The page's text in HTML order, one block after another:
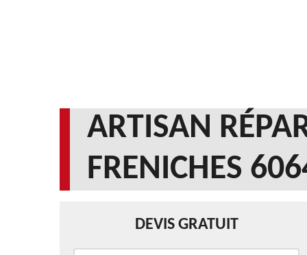
ARTISAN
FRENICHES
DEVIS GRATUIT